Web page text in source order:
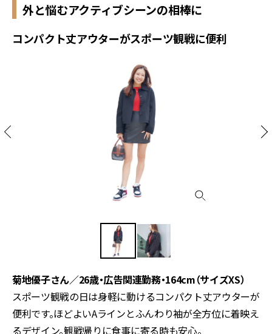
外と悩むアクティブシーンの相棒に
コンパクト丈アウターがスポーツ観戦に便利
菊地優子さん／26歳・広告関連勤務・164cm（サイズXS）
スポーツ観戦の日は身軽に動けるコンパクト丈アウターが
便利です。ほどよいAラインとふんわり袖が全方位に着映え
るデザイン。観戦帰りに食事に寄る時も安心。